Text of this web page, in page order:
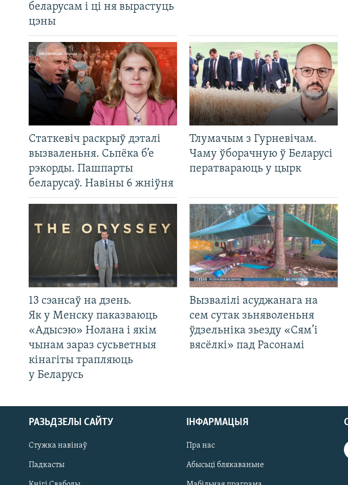
беларусам і ці ня вырастуць
цэны
Статкевіч раскрыў дэталі
вызваленьня. Сьпёка б’е
рэкорды. Пашпарты
беларусаў. Навіны 6 жніўня
Тлумачым з Гурневічам.
Чаму ўборачную ў Беларусі
ператвараюць у цырк
13 сэансаў на дзень.
Як у Менску паказваюць
«Адысэю» Нолана і якім
чынам зараз сусьветныя
кінагіты трапляюць
у Беларусь
Вызвалілі асуджанага на
сем сутак зьняволеньня
ўдзельніка зьезду «Сям’і
вясёлкі» пад Расонамі
РАЗЬДЗЕЛЫ САЙТУ
Стужка навінаў
Падкасты
ІНФАРМАЦЫЯ
Пра нас
Абысьці блякаваньне